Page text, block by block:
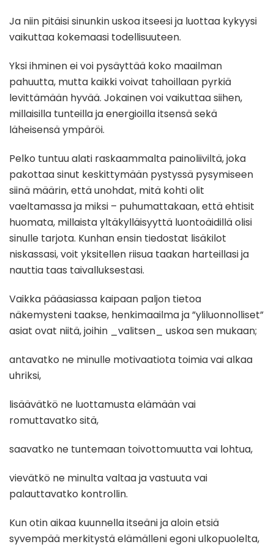
Ja niin pitäisi sinunkin uskoa itseesi ja luottaa kykyysi
vaikuttaa kokemaasi todellisuuteen.
Yksi ihminen ei voi pysäyttää koko maailman
pahuutta, mutta kaikki voivat tahoillaan pyrkiä
levittämään hyvää. Jokainen voi vaikuttaa siihen,
millaisilla tunteilla ja energioilla itsensä sekä
läheisensä ympäröi.
Pelko tuntuu alati raskaammalta painoliiviltä, joka
pakottaa sinut keskittymään pystyssä pysymiseen
siinä määrin, että unohdat, mitä kohti olit
vaeltamassa ja miksi – puhumattakaan, että ehtisit
huomata, millaista yltäkylläisyyttä luontoäidillä olisi
sinulle tarjota. Kunhan ensin tiedostat lisäkilot
niskassasi, voit yksitellen riisua taakan harteillasi ja
nauttia taas taivalluksestasi.
Vaikka pääasiassa kaipaan paljon tietoa
näkemysteni taakse, henkimaailma ja ”yliluonnolliset”
asiat ovat niitä, joihin _valitsen_ uskoa sen mukaan;
antavatko ne minulle motivaatiota toimia vai alkaa
uhriksi,
lisäävätkö ne luottamusta elämään vai
romuttavatko sitä,
saavatko ne tuntemaan toivottomuutta vai lohtua,
vievätkö ne minulta valtaa ja vastuuta vai
palauttavatko kontrollin.
Kun otin aikaa kuunnella itseäni ja aloin etsiä
syvempää merkitystä elämälleni egoni ulkopuolelta,